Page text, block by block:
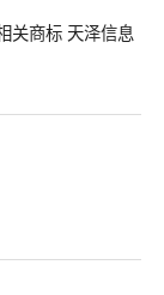
关商标 天泽信息